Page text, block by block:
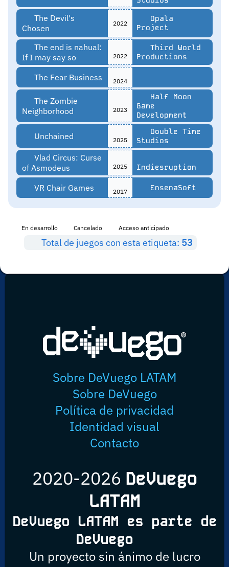
The Devil's
Chosen
2022
Opala
Project
The end is nahual:
If I may say so
2022
Third World
Productions
The Fear Business 2024
The Zombie
Neighborhood
2023
Half Moon
Game
Development
Unchained 2025
Double Time
Studios
Vlad Circus: Curse
of Asmodeus
2025 Indiesruption
VR Chair Games 2017 EnsenaSoft
En desarrollo Cancelado Acceso anticipado
Total de juegos con esta etiqueta: 53
Sobre DeVuego LATAM
Sobre DeVuego
Política de privacidad
Identidad visual
Contacto
2020-2026 DeVuego
LATAM
DeVuego LATAM es parte de
DeVuego
Un proyecto sin ánimo de lucro